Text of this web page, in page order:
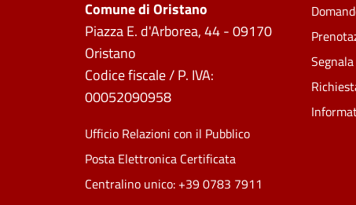
Comune di Oristano
Piazza E. d'Arborea, 44 - 09170
Oristano
Codice fiscale / P. IVA:
00052090958
Ufficio Relazioni con il Pubblico
Posta Elettronica Certificata
Centralino unico: +39 0783 7911